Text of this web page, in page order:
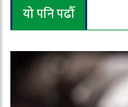
यो पनि पढौँ